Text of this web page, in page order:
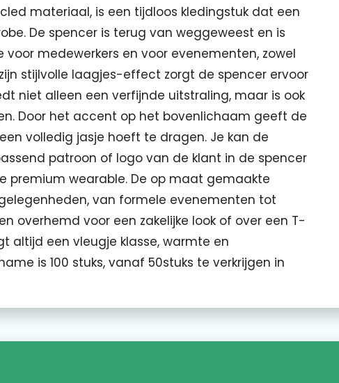
materiaal, is een tijdloos kledingstuk dat een
De spencer is terug van weggeweest en is
medewerkers en voor evenementen, zowel
stijlvolle laagjes-effect zorgt de spencer ervoor
niet alleen een verfijnde uitstraling, maar is ook
Door het accent op het bovenlichaam geeft de
volledig jasje hoeft te dragen. Je kan de
patroon of logo van de klant in de spencer
premium wearable. De op maat gemaakte
van formele evenementen tot
overhemd voor een zakelijke look of over een T-
altijd een vleugje klasse, warmte en
is 100 stuks, vanaf 50stuks te verkrijgen in